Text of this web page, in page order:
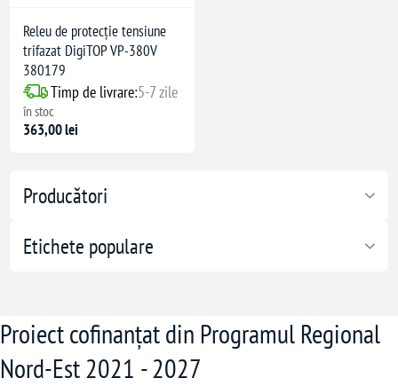
Producători
Etichete populare
Releu de protecție tensiune
trifazat DigiTOP VP-380V
380179
Timp de livrare:5-7 zile
în stoc
363,00 lei
Proiect cofinanțat din Programul Regional
Nord-Est 2021 - 2027